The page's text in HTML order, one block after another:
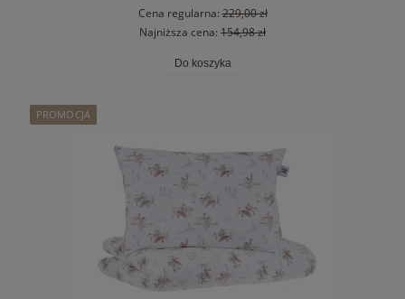
Cena regularna:229,00 zł
Najniższa cena: 154,98 zł
Do koszyka
PROMOCJA